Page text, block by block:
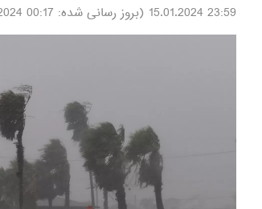
23:59 15.01.2024 (بروز رسانی شده: 00:17 16.01.2024